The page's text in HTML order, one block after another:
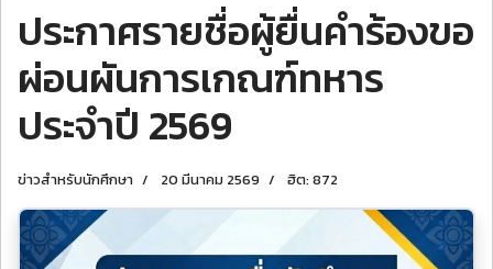
ประกาศรายชื่อผู้ยื่นคำร้องขอ
ผ่อนผันการเกณฑ์ทหาร
ประจำปี 2569
ข่าวสำหรับนักศึกษา 20 มีนาคม 2569 ฮิต: 872